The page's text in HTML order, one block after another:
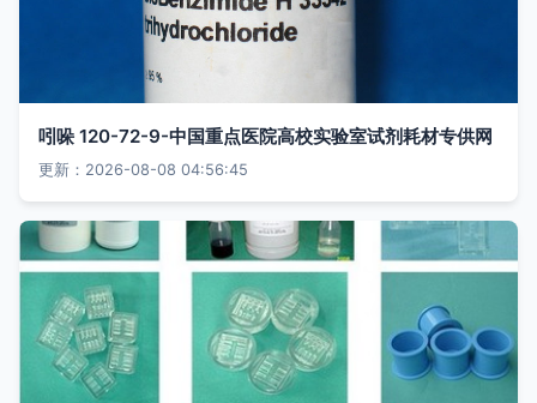
吲哚 120-72-9-中国重点医院高校实验室试剂耗材专供网
更新：2026-08-08 04:56:45